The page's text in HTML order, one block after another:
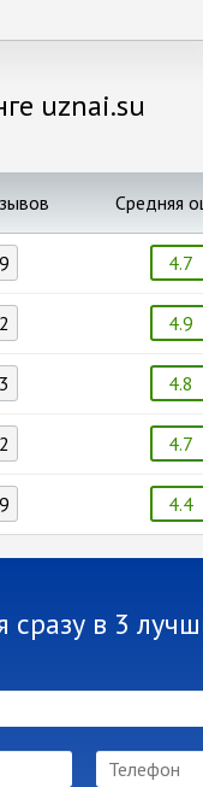
uznai.su
Средняя
4.7
4.9
4.8
4.7
4.4
сразу в 3